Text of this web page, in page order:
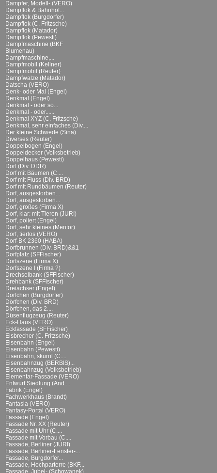
Dampfer, Modell- (VERO)
Dampflok & Bahnhof...
Dampflok (Burgdorfer)
Dampflok (C. Fritzsche)
Dampflok (Matador)
Dampflok (Pewesti)
Dampfmaschine (BKF
Blumenau)
Dampfmaschine,...
Dampfmobil (Kellner)
Dampfmobil (Reuter)
Dampfwalze (Matador)
Datscha (VERO)
Denk- oder Mal (Engel)
Denkmal (Engel)
Denkmal - oder so...
Denkmal - oder......
Denkmal XYZ (C. Fritzsche)
Denkmal, sehr einfaches (Div....
Der kleine Schwede (Sina)
Diverses (Reuter)
Doppelbogen (Engel)
Doppeldecker (Volksbetrieb)
Doppelhaus (Pewesti)
Dorf (Div. DDR)
Dorf mit Bäumen (C....
Dorf mit Fluss (Div. BRD)
Dorf mit Rundbäumen (Reuter)
Dorf, ausgestorben...
Dorf, ausgestorben...
Dorf, großes (Firma X)
Dorf, klar: mit Tieren (JURI)
Dorf, poliert (Engel)
Dorf, sehr kleines (Mentor)
Dorf, tierlos (VERO)
Dorf-BK 2360 (HABA)
Dorfbrunnen (Div. BRD)&&1
Dorfplatz (SFFischer)
Dorfszene (Firma X)
Dorfszene I (Firma ?)
Drechselbank (SFFischer)
Drehbank (SFFischer)
Dreiachser (Engel)
Dörfchen (Burgdorfer)
Dörfchen (Div. BRD)
Dörfchen, das 2....
Düsenflugzeug (Reuter)
Eck-Haus (VERO)
Eckfassade (SFFischer)
Eisbrecher (C. Fritzsche)
Eisenbahn (Engel)
Eisenbahn (Pewesti)
Eisenbahn, skurril (C....
Eisenbahnzug (BERBIS)...
Eisenbahnzug (Volksbetrieb)
Elementar-Fassade (VERO)
Entwurf Siedlung (And....
Fabrik (Engel)
Fachwerkhaus (Brandt)
Fantasia (VERO)
Fantasy-Portal (VERO)
Fassade (Engel)
Fassade Nr. XX (Reuter)
Fassade mit Uhr (C....
Fassade mit Vorbau (C....
Fassade, Berliner (JURI)
Fassade, Berliner-Fenster-...
Fassade, Burgdorfer...
Fassade, Hochparterre (BKF...
Fassade, Jubel- (Schowanek)